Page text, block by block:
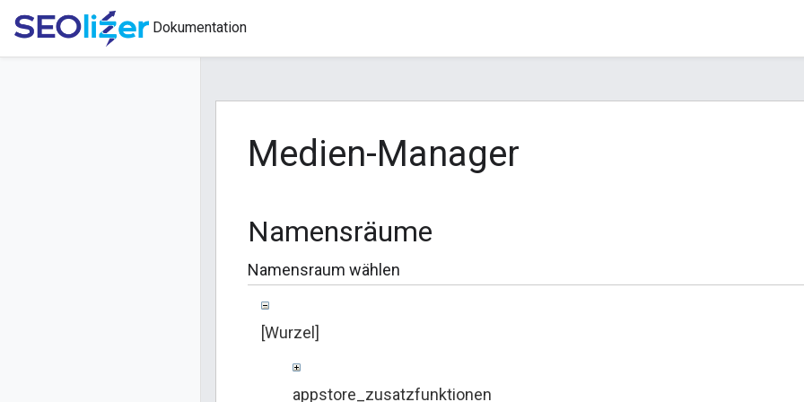
Dokumentation
Medien-Manager
Namensräume
Namensraum wählen
[Wurzel]
appstore_zusatzfunktionen